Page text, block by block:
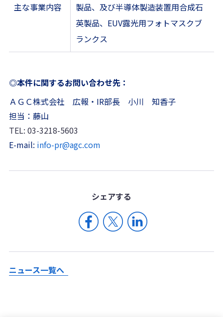
主な事業内容
製品、及び半導体製造装置用合成石
英製品、EUV露光用フォトマスクブ
ランクス
◎本件に関するお問い合わせ先：
ＡＧＣ株式会社 広報・IR部長 小川 知香子
担当：藤山
TEL: 03-3218-5603
E-mail: info-pr@agc.com
シェアする
ニュース一覧へ